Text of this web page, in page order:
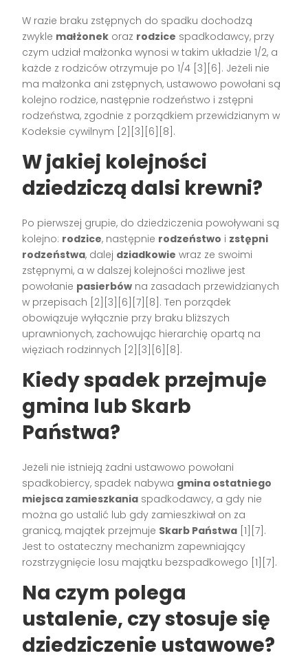
W razie braku zstępnych do spadku dochodzą
zwykle małżonek oraz rodzice spadkodawcy, przy
czym udział małżonka wynosi w takim układzie 1/2, a
każde z rodziców otrzymuje po 1/4 [3][6]. Jeżeli nie
ma małżonka ani zstępnych, ustawowo powołani są
kolejno rodzice, następnie rodzeństwo i zstępni
rodzeństwa, zgodnie z porządkiem przewidzianym w
Kodeksie cywilnym [2][3][6][8].
W jakiej kolejności
dziedziczą dalsi krewni?
Po pierwszej grupie, do dziedziczenia powoływani są
kolejno: rodzice, następnie rodzeństwo i zstępni
rodzeństwa, dalej dziadkowie wraz ze swoimi
zstępnymi, a w dalszej kolejności możliwe jest
powołanie pasierbów na zasadach przewidzianych
w przepisach [2][3][6][7][8]. Ten porządek
obowiązuje wyłącznie przy braku bliższych
uprawnionych, zachowując hierarchię opartą na
więziach rodzinnych [2][3][6][8].
Kiedy spadek przejmuje
gmina lub Skarb
Państwa?
Jeżeli nie istnieją żadni ustawowo powołani
spadkobiercy, spadek nabywa gmina ostatniego
miejsca zamieszkania spadkodawcy, a gdy nie
można go ustalić lub gdy zamieszkiwał on za
granicą, majątek przejmuje Skarb Państwa [1][7].
Jest to ostateczny mechanizm zapewniający
rozstrzygnięcie losu majątku bezspadkowego [1][7].
Na czym polega
ustalenie, czy stosuje się
dziedziczenie ustawowe?